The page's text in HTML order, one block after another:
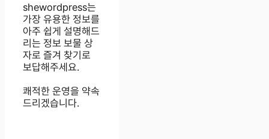
shewordpress는
가장 유용한 정보를
아주 쉽게 설명해드
리는 정보 보물 상
자로 즐겨 찾기로
보답해주세요.
쾌적한 운영을 약속
드리겠습니다.